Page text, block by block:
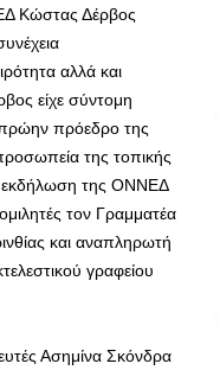
Κώστας Δέρβος
αλλά και
είχε σύντομη
πρόεδρο της
της τοπικής
εκδήλωση της ΟΝΝΕΔ
τον Γραμματέα
και αναπληρωτή
γραφείου
Ασημίνα Σκόνδρα